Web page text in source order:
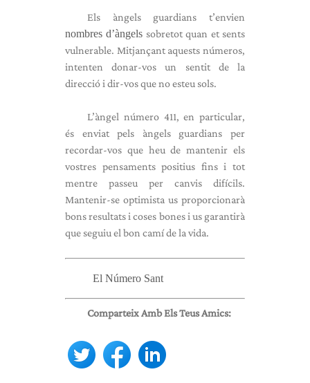
Els àngels guardians t’envien
nombres d’àngels sobretot quan et sents
vulnerable. Mitjançant aquests números,
intenten donar-vos un sentit de la
direcció i dir-vos que no esteu sols.
L’àngel número 411, en particular,
és enviat pels àngels guardians per
recordar-vos que heu de mantenir els
vostres pensaments positius fins i tot
mentre passeu per canvis difícils.
Mantenir-se optimista us proporcionarà
bons resultats i coses bones i us garantirà
que seguiu el bon camí de la vida.
El Número Sant
Comparteix Amb Els Teus Amics: